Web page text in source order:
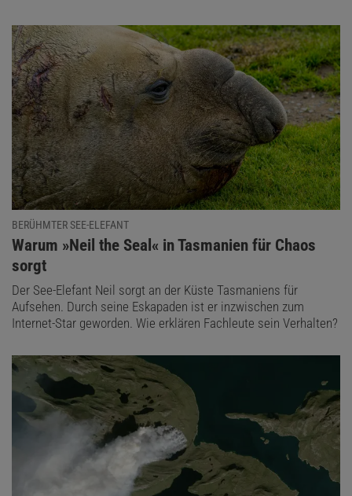
BERÜHMTER SEE-ELEFANT
:
Warum »Neil the Seal« in Tasmanien für Chaos
sorgt
Der See-Elefant Neil sorgt an der Küste Tasmaniens für
Aufsehen. Durch seine Eskapaden ist er inzwischen zum
Internet-Star geworden. Wie erklären Fachleute sein Verhalten?